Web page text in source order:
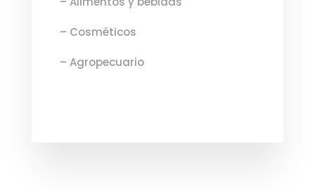
– Cosméticos
– Agropecuario